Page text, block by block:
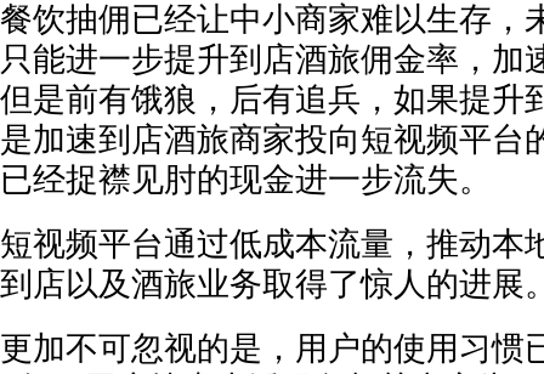
餐饮抽佣已经让中小商家难以生存，
只能进一步提升到店酒旅佣金率，加
但是前有饿狼，后有追兵，如果提升
是加速到店酒旅商家投向短视频平台
已经捉襟见肘的现金进一步流失。
短视频平台通过低成本流量，推动本
到店以及酒旅业务取得了惊人的进展
更加不可忽视的是，用户的使用习惯